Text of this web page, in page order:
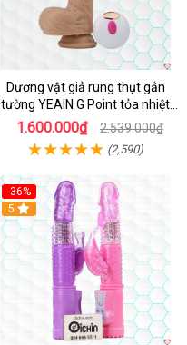
Dương vật giả rung thụt gắn
tường YEAIN G Point tỏa nhiệt
điều khiển từ xa
1.600.000₫ 2.539.000₫
(2,590)
-36%
Hot
5